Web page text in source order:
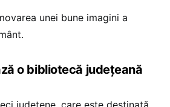
unei bune imagini a
o bibliotecă județeană
județene, care este destinată